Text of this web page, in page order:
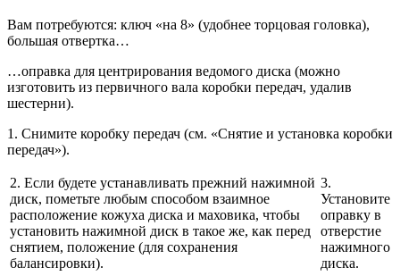
Вам потребуются: ключ «на 8» (удобнее торцовая головка),
большая отвертка…
…оправка для центрирования ведомого диска (можно
изготовить из первичного вала коробки передач, удалив
шестерни).
1. Снимите коробку передач (см. «Снятие и установка коробки
передач»).
2. Если будете устанавливать прежний нажимной
диск, пометьте любым способом взаимное
расположение кожуха диска и маховика, чтобы
установить нажимной диск в такое же, как перед
снятием, положение (для сохранения
балансировки).
3.
Установите
оправку в
отверстие
нажимного
диска.